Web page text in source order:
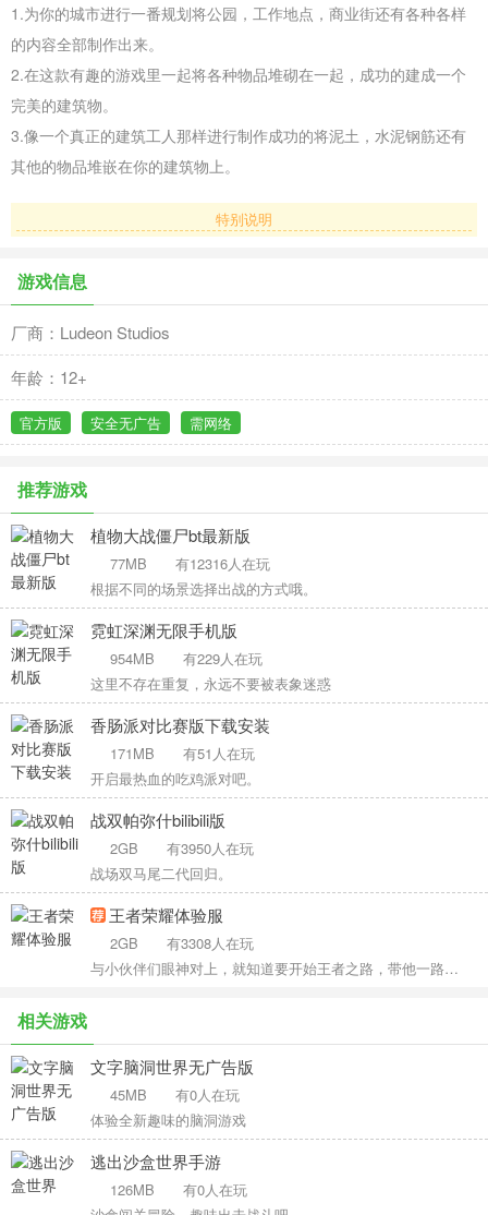
1.为你的城市进行一番规划将公园，工作地点，商业街还有各种各样
的内容全部制作出来。
2.在这款有趣的游戏里一起将各种物品堆砌在一起，成功的建成一个
完美的建筑物。
3.像一个真正的建筑工人那样进行制作成功的将泥土，水泥钢筋还有
其他的物品堆嵌在你的建筑物上。
特别说明
游戏信息
厂商：Ludeon Studios
年龄：12+
官方版 安全无广告 需网络
推荐游戏
植物大战僵尸bt最新版
77MB
有12316人在玩
根据不同的场景选择出战的方式哦。
霓虹深渊无限手机版
954MB
有229人在玩
这里不存在重复，永远不要被表象迷惑
香肠派对比赛版下载安装
171MB
有51人在玩
开启最热血的吃鸡派对吧。
战双帕弥什bilibili版
2GB
有3950人在玩
战场双马尾二代回归。
王者荣耀体验服
2GB
有3308人在玩
与小伙伴们眼神对上，就知道要开始王者之路，带他一路超神。
相关游戏
文字脑洞世界无广告版
45MB
有0人在玩
体验全新趣味的脑洞游戏
逃出沙盒世界手游
126MB
有0人在玩